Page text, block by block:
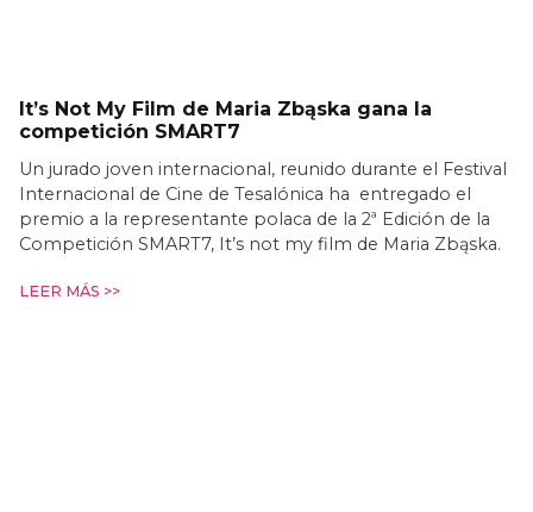
It’s Not My Film de Maria Zbąska gana la
competición SMART7
Un jurado joven internacional, reunido durante el Festival
Internacional de Cine de Tesalónica ha entregado el
premio a la representante polaca de la 2ª Edición de la
Competición SMART7, It’s not my film de Maria Zbąska.
LEER MÁS >>